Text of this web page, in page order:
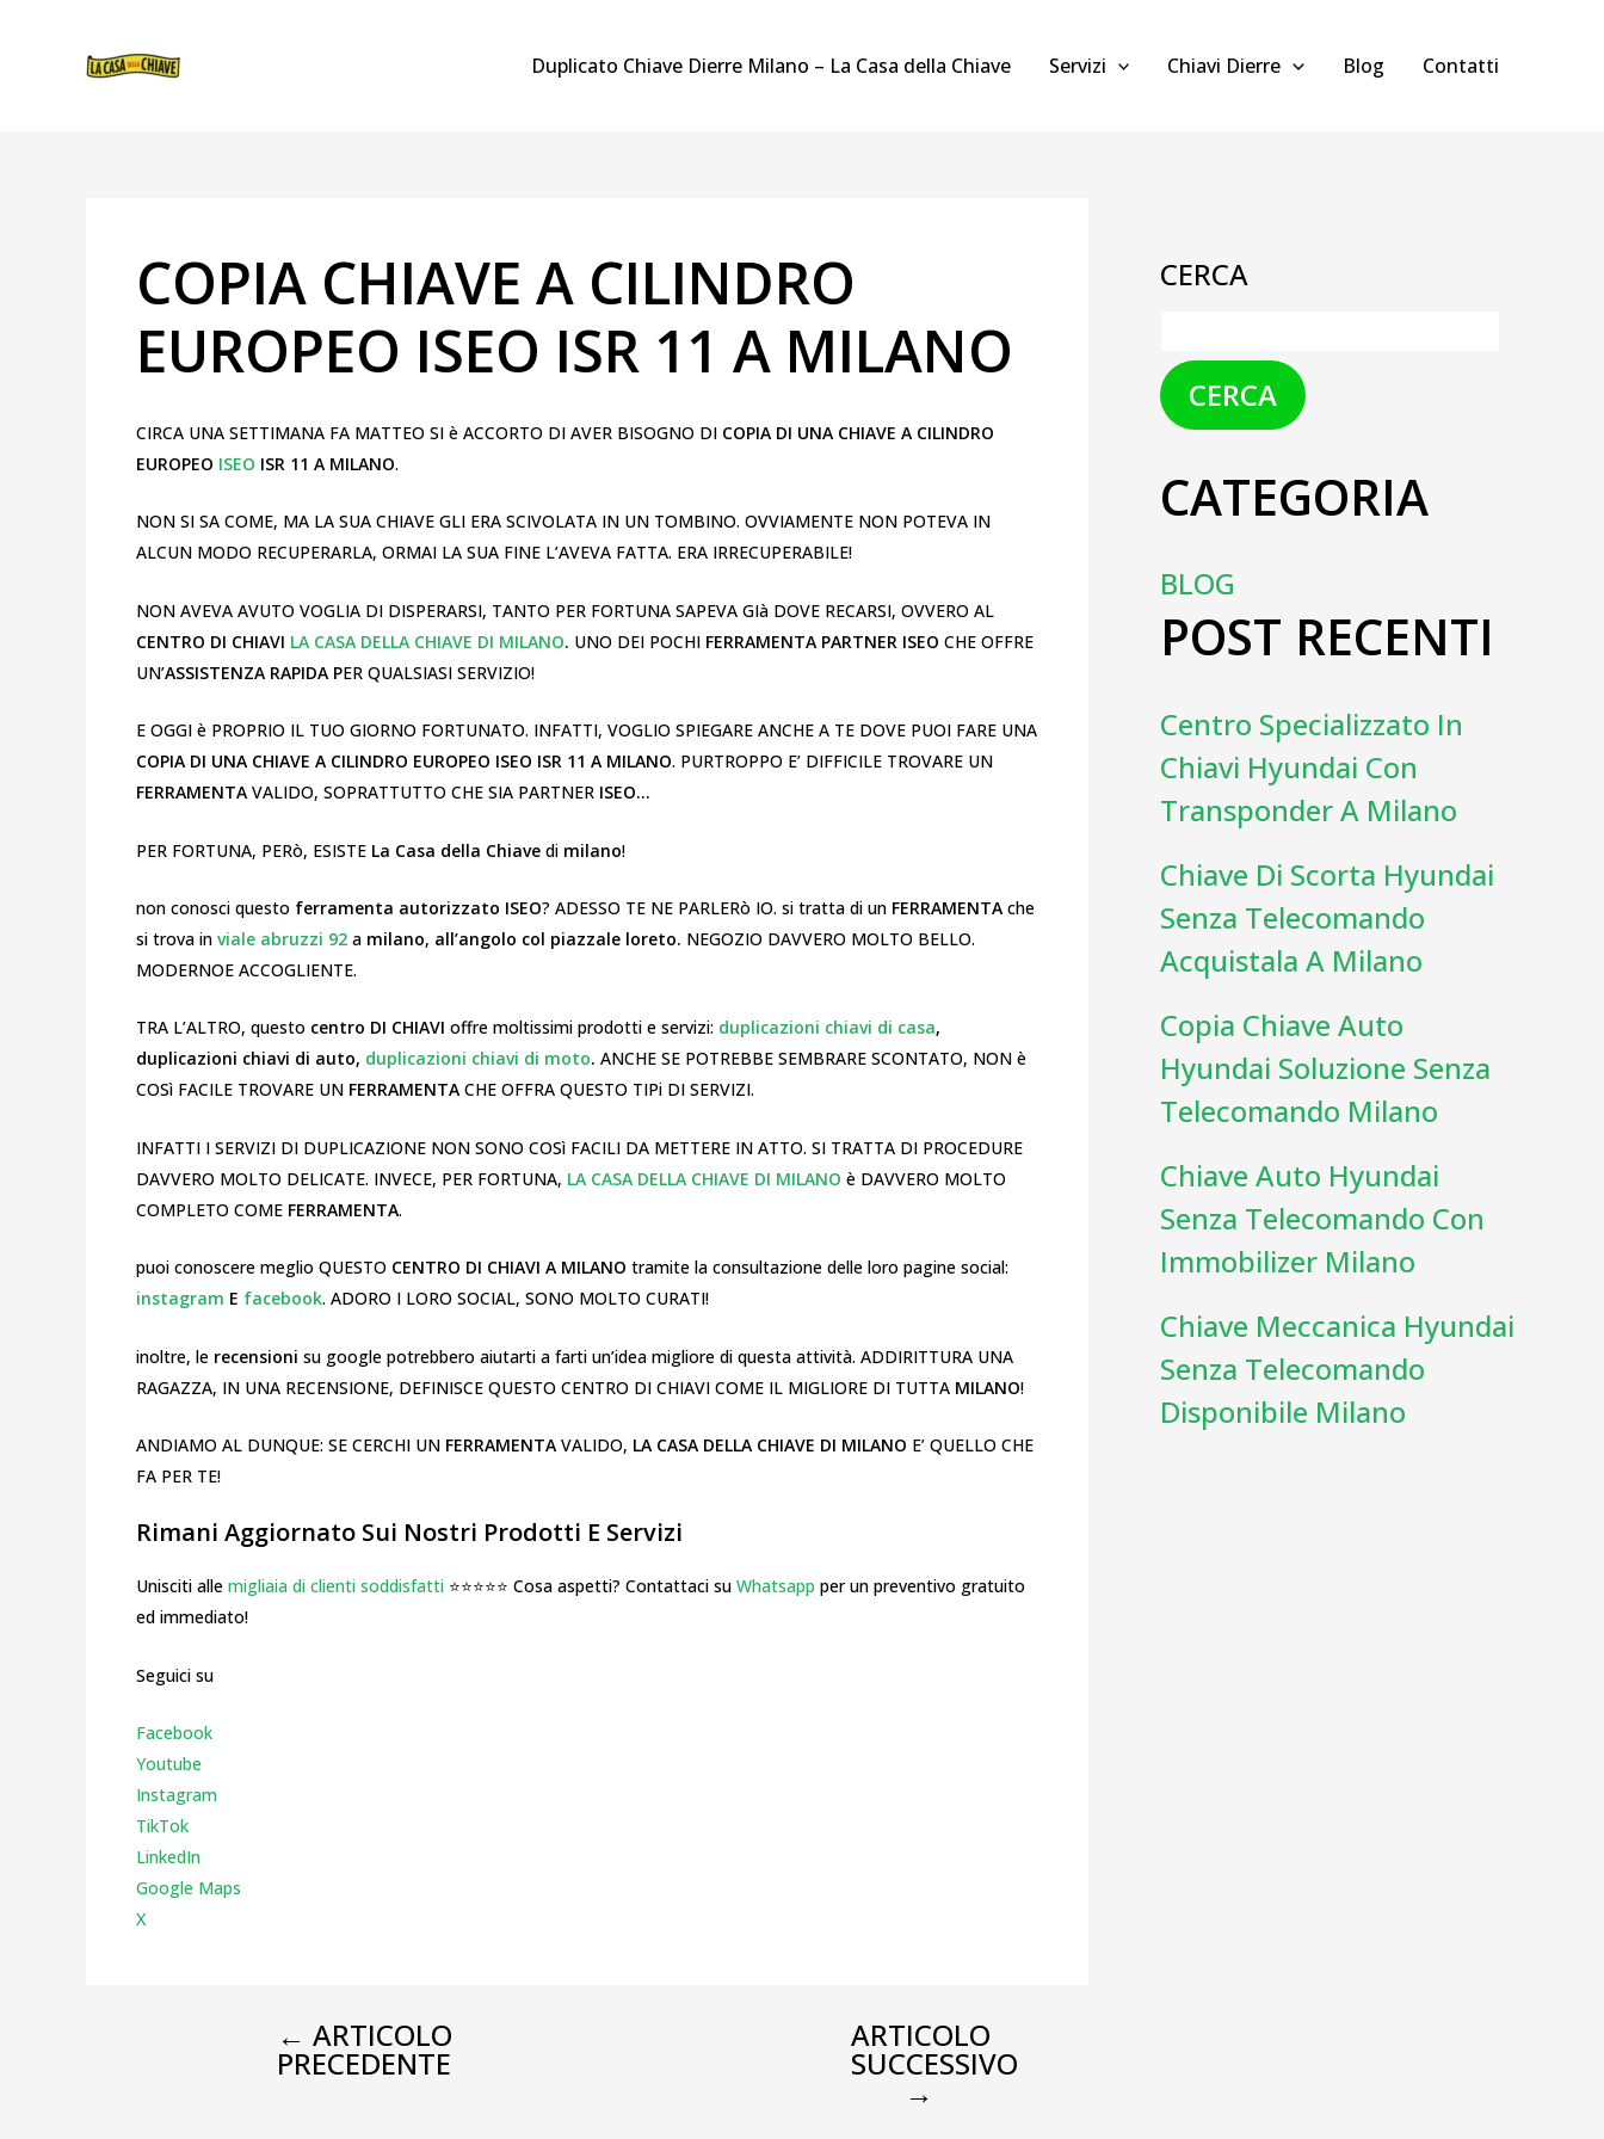
CONTENUTO
Duplicato Chiave Dierre Milano – La Casa della Chiave Servizi Chiavi Dierre Blog Contatti
COPIA CHIAVE A CILINDRO
EUROPEO ISEO ISR 11 A MILANO
CIRCA UNA SETTIMANA FA MATTEO SI è ACCORTO DI AVER BISOGNO DI COPIA DI UNA CHIAVE A CILINDRO
EUROPEO ISEO ISR 11 A MILANO.
NON SI SA COME, MA LA SUA CHIAVE GLI ERA SCIVOLATA IN UN TOMBINO. OVVIAMENTE NON POTEVA IN
ALCUN MODO RECUPERARLA, ORMAI LA SUA FINE L’AVEVA FATTA. ERA IRRECUPERABILE!
NON AVEVA AVUTO VOGLIA DI DISPERARSI, TANTO PER FORTUNA SAPEVA GIà DOVE RECARSI, OVVERO AL
CENTRO DI CHIAVI LA CASA DELLA CHIAVE DI MILANO. UNO DEI POCHI FERRAMENTA PARTNER ISEO CHE OFFRE
UN’ASSISTENZA RAPIDA PER QUALSIASI SERVIZIO!
E OGGI è PROPRIO IL TUO GIORNO FORTUNATO. INFATTI, VOGLIO SPIEGARE ANCHE A TE DOVE PUOI FARE UNA
COPIA DI UNA CHIAVE A CILINDRO EUROPEO ISEO ISR 11 A MILANO. PURTROPPO E’ DIFFICILE TROVARE UN
FERRAMENTA VALIDO, SOPRATTUTTO CHE SIA PARTNER ISEO…
PER FORTUNA, PERò, ESISTE La Casa della Chiave di milano!
non conosci questo ferramenta autorizzato ISEO? ADESSO TE NE PARLERò IO. si tratta di un FERRAMENTA che
si trova in viale abruzzi 92 a milano, all’angolo col piazzale loreto. NEGOZIO DAVVERO MOLTO BELLO.
MODERNOE ACCOGLIENTE.
TRA L’ALTRO, questo centro DI CHIAVI offre moltissimi prodotti e servizi: duplicazioni chiavi di casa,
duplicazioni chiavi di auto, duplicazioni chiavi di moto. ANCHE SE POTREBBE SEMBRARE SCONTATO, NON è
COSì FACILE TROVARE UN FERRAMENTA CHE OFFRA QUESTO TIPi DI SERVIZI.
INFATTI I SERVIZI DI DUPLICAZIONE NON SONO COSì FACILI DA METTERE IN ATTO. SI TRATTA DI PROCEDURE
DAVVERO MOLTO DELICATE. INVECE, PER FORTUNA, LA CASA DELLA CHIAVE DI MILANO è DAVVERO MOLTO
COMPLETO COME FERRAMENTA.
puoi conoscere meglio QUESTO CENTRO DI CHIAVI A MILANO tramite la consultazione delle loro pagine social:
instagram E facebook. ADORO I LORO SOCIAL, SONO MOLTO CURATI!
inoltre, le recensioni su google potrebbero aiutarti a farti un’idea migliore di questa attività. ADDIRITTURA UNA
RAGAZZA, IN UNA RECENSIONE, DEFINISCE QUESTO CENTRO DI CHIAVI COME IL MIGLIORE DI TUTTA MILANO!
ANDIAMO AL DUNQUE: SE CERCHI UN FERRAMENTA VALIDO, LA CASA DELLA CHIAVE DI MILANO E’ QUELLO CHE
FA PER TE!
Rimani Aggiornato Sui Nostri Prodotti E Servizi
Unisciti alle migliaia di clienti soddisfatti ⭐⭐⭐⭐⭐ Cosa aspetti? Contattaci su Whatsapp per un preventivo gratuito
ed immediato!
Seguici su
Facebook
Youtube
Instagram
TikTok
LinkedIn
Google Maps
X
← ARTICOLO
PRECEDENTE
ARTICOLO
SUCCESSIVO
→
CERCA
CERCA
CATEGORIA
BLOG
POST RECENTI
Centro Specializzato In
Chiavi Hyundai Con
Transponder A Milano
Chiave Di Scorta Hyundai
Senza Telecomando
Acquistala A Milano
Copia Chiave Auto
Hyundai Soluzione Senza
Telecomando Milano
Chiave Auto Hyundai
Senza Telecomando Con
Immobilizer Milano
Chiave Meccanica Hyundai
Senza Telecomando
Disponibile Milano